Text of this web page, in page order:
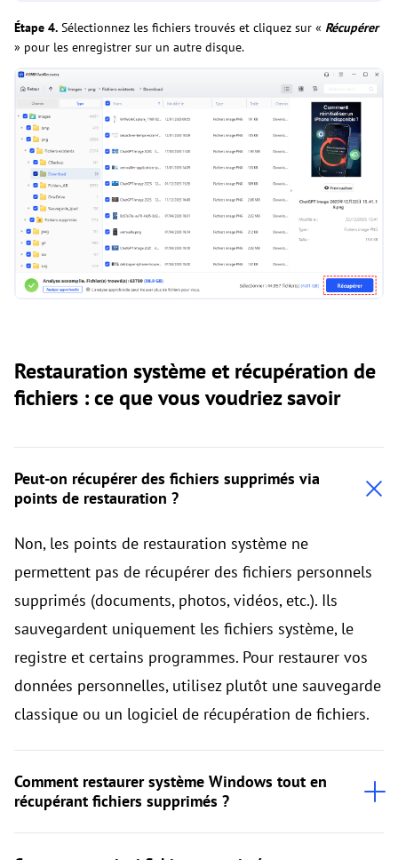
Étape 4. Sélectionnez les fichiers trouvés et cliquez sur « Récupérer
» pour les enregistrer sur un autre disque.
Restauration système et récupération de
fichiers : ce que vous voudriez savoir
Peut-on récupérer des fichiers supprimés via
points de restauration ?
Non, les points de restauration système ne
permettent pas de récupérer des fichiers personnels
supprimés (documents, photos, vidéos, etc.). Ils
sauvegardent uniquement les fichiers système, le
registre et certains programmes. Pour restaurer vos
données personnelles, utilisez plutôt une sauvegarde
classique ou un logiciel de récupération de fichiers.
Comment restaurer système Windows tout en
récupérant fichiers supprimés ?